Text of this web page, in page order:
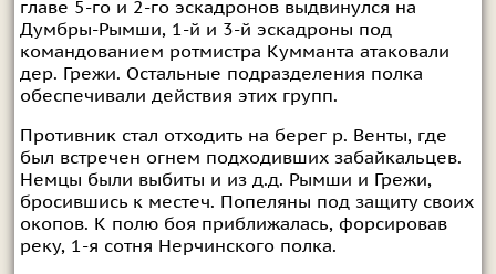
главе 5-го и 2-го эскадронов выдвинулся на
Думбры-Рымши, 1-й и 3-й эскадроны под
командованием ротмистра Кумманта атаковали
дер. Грежи. Остальные подразделения полка
обеспечивали действия этих групп.
Противник стал отходить на берег р. Венты, где
был встречен огнем подходивших забайкальцев.
Немцы были выбиты и из д.д. Рымши и Грежи,
бросившись к местеч. Попеляны под защиту своих
окопов. К полю боя приближалась, форсировав
реку, 1-я сотня Нерчинского полка.